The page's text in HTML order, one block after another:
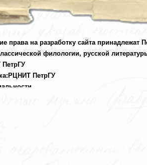
права на разработку сайта принадлежат
филологии, русской
РЦНИТ ПетрГУ